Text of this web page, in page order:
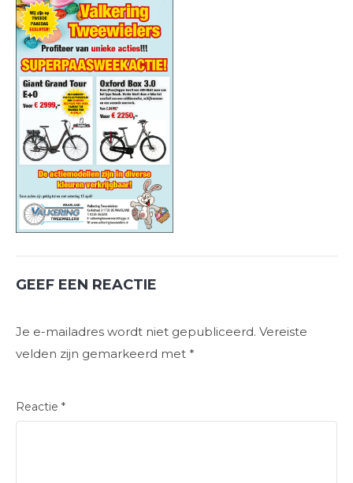
GEEF EEN REACTIE
Je e-mailadres wordt niet gepubliceerd. Vereiste
velden zijn gemarkeerd met *
Reactie *